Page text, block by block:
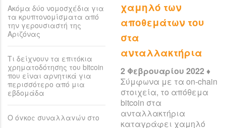
Ακόμα δύο νομοσχέδια για
τα κρυπτονομίσματα από
την γερουσιαστή της
Αριζόνας
Τι δείχνουν τα επιτόκια
χρηματοδότησης του bitcoin
που είναι αρνητικά για
περισσότερο από μια
εβδομάδα
Ο όγκος συναλλαγών στο
3 Φεβρουαρίου 2022 ♦
«Κανένας διεθνής
οργανισμός δεν
πρόκειται να μας
αναγκάσει να κάνουμε
δήλωσε «οργισμένος» ο
υπουργός Οικονομικών
της χώρας.
READ MORE
χαμηλό των
αποθεμάτων του
στα
ανταλλακτήρια
2 Φεβρουαρίου 2022 ♦
Σύμφωνα με τα on-chain
στοιχεία, το απόθεμα
bitcoin στα
ανταλλακτήρια
καταγράφει χαμηλό